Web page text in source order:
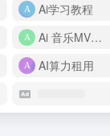
Ai学习教程
Ai 音乐MV制作
AI算力租用